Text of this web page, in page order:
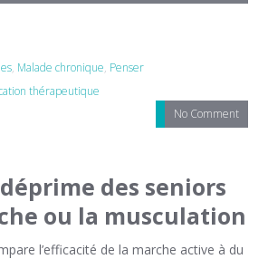
, Malade chronique, Penser
thérapeutique
No Comment
des seniors
ou la musculation
l’efficacité de la marche active à du